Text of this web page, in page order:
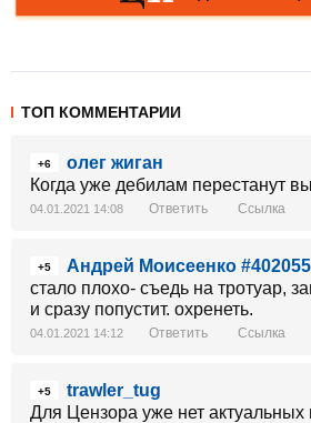
ТОП КОММЕНТАРИИ
+6
олег жиган
Когда уже дебилам перестанут
04.01.2021 14:08 Ответить Ссылка
+5
Андрей Моисеенко #402055
стало плохо- съедь на тротуар,
и сразу попустит. охренеть.
04.01.2021 14:12 Ответить Ссылка
+5
trawler_tug
Для Цензора уже нет актуальных